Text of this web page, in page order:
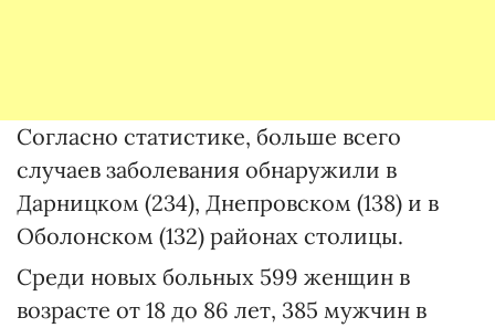
Согласно статистике, больше всего
случаев заболевания обнаружили в
Дарницком (234), Днепровском (138) и в
Оболонском (132) районах столицы.
Среди новых больных 599 женщин в
возрасте от 18 до 86 лет, 385 мужчин в